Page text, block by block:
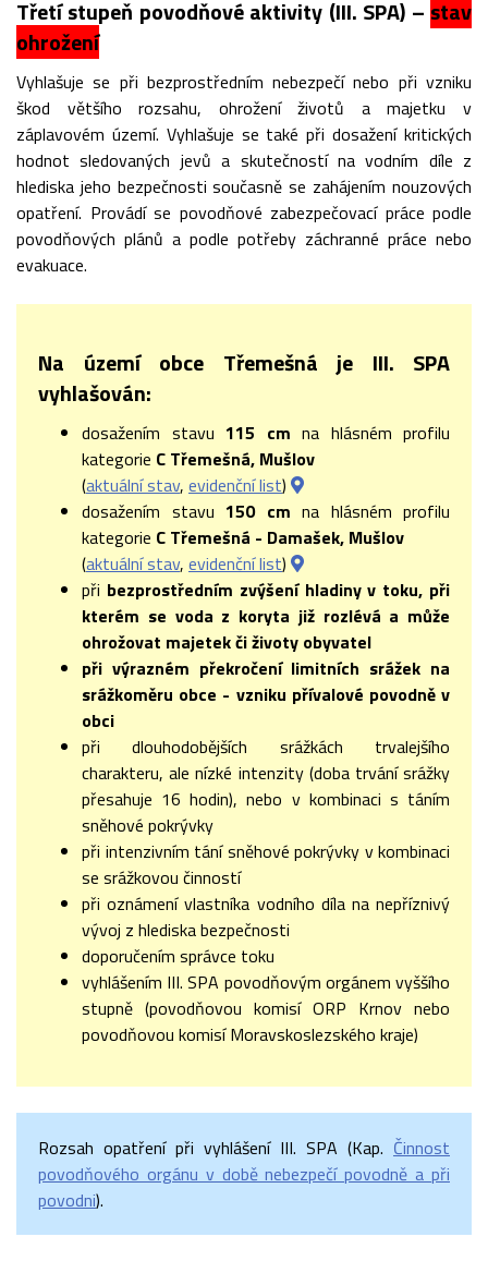
Třetí stupeň povodňové aktivity (III. SPA) – stav
ohrožení
Vyhlašuje se při bezprostředním nebezpečí nebo při vzniku
škod většího rozsahu, ohrožení životů a majetku v
záplavovém území. Vyhlašuje se také při dosažení kritických
hodnot sledovaných jevů a skutečností na vodním díle z
hlediska jeho bezpečnosti současně se zahájením nouzových
opatření. Provádí se povodňové zabezpečovací práce podle
povodňových plánů a podle potřeby záchranné práce nebo
evakuace.
Na území obce Třemešná je III. SPA
vyhlašován:
dosažením stavu 115 cm na hlásném profilu
kategorie C Třemešná, Mušlov
(aktuální stav, evidenční list)
dosažením stavu 150 cm na hlásném profilu
kategorie C Třemešná - Damašek, Mušlov
(aktuální stav, evidenční list)
při bezprostředním zvýšení hladiny v toku, při
kterém se voda z koryta již rozlévá a může
ohrožovat majetek či životy obyvatel
při výrazném překročení limitních srážek na
srážkoměru obce - vzniku přívalové povodně v
obci
při dlouhodobějších srážkách trvalejšího
charakteru, ale nízké intenzity (doba trvání srážky
přesahuje 16 hodin), nebo v kombinaci s táním
sněhové pokrývky
při intenzivním tání sněhové pokrývky v kombinaci
se srážkovou činností
při oznámení vlastníka vodního díla na nepříznivý
vývoj z hlediska bezpečnosti
doporučením správce toku
vyhlášením III. SPA povodňovým orgánem vyššího
stupně (povodňovou komisí ORP Krnov nebo
povodňovou komisí Moravskoslezského kraje)
Rozsah opatření při vyhlášení III. SPA (Kap. Činnost
povodňového orgánu v době nebezpečí povodně a při
povodni).